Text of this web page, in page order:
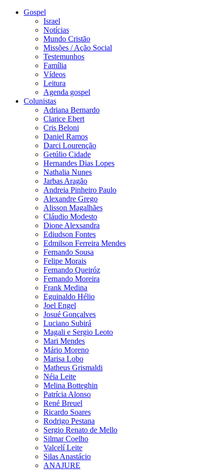
Gospel
Israel
Notícias
Mundo Cristão
Missões / Ação Social
Testemunhos
Família
Vídeos
Leitura
Agenda gospel
Colunistas
Adriana Bernardo
Clarice Ebert
Cris Beloni
Daniel Ramos
Darci Lourenção
Getúlio Cidade
Hernandes Dias Lopes
Nathalia Nunes
Jarbas Aragão
Andreia Pinheiro Paulo
Alexandre Grego
Alisson Magalhães
Cláudio Modesto
Dione Alexsandra
Ediudson Fontes
Edmilson Ferreira Mendes
Fernando Sousa
Felipe Morais
Fernando Queiróz
Fernando Moreira
Frank Medina
Eguinaldo Hélio
Joel Engel
Josué Gonçalves
Luciano Subirá
Magali e Sergio Leoto
Mari Mendes
Mário Moreno
Marisa Lobo
Matheus Grismaldi
Néia Leite
Melina Botteghin
Patrícia Alonso
René Breuel
Ricardo Soares
Rodrigo Pestana
Sergio Renato de Mello
Silmar Coelho
Valcelí Leite
Silas Anastácio
ANAJURE